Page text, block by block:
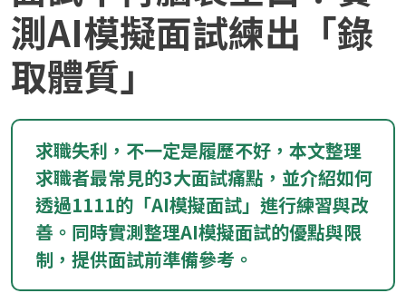
成 就 一 直 前 進 的 你
測AI模擬面試練出「錄
取體質」
求職失利，不一定是履歷不好，本文整理
求職者最常見的3大面試痛點，並介紹如何
透過1111的「AI模擬面試」進行練習與改
善。同時實測整理AI模擬面試的優點與限
制，提供面試前準備參考。